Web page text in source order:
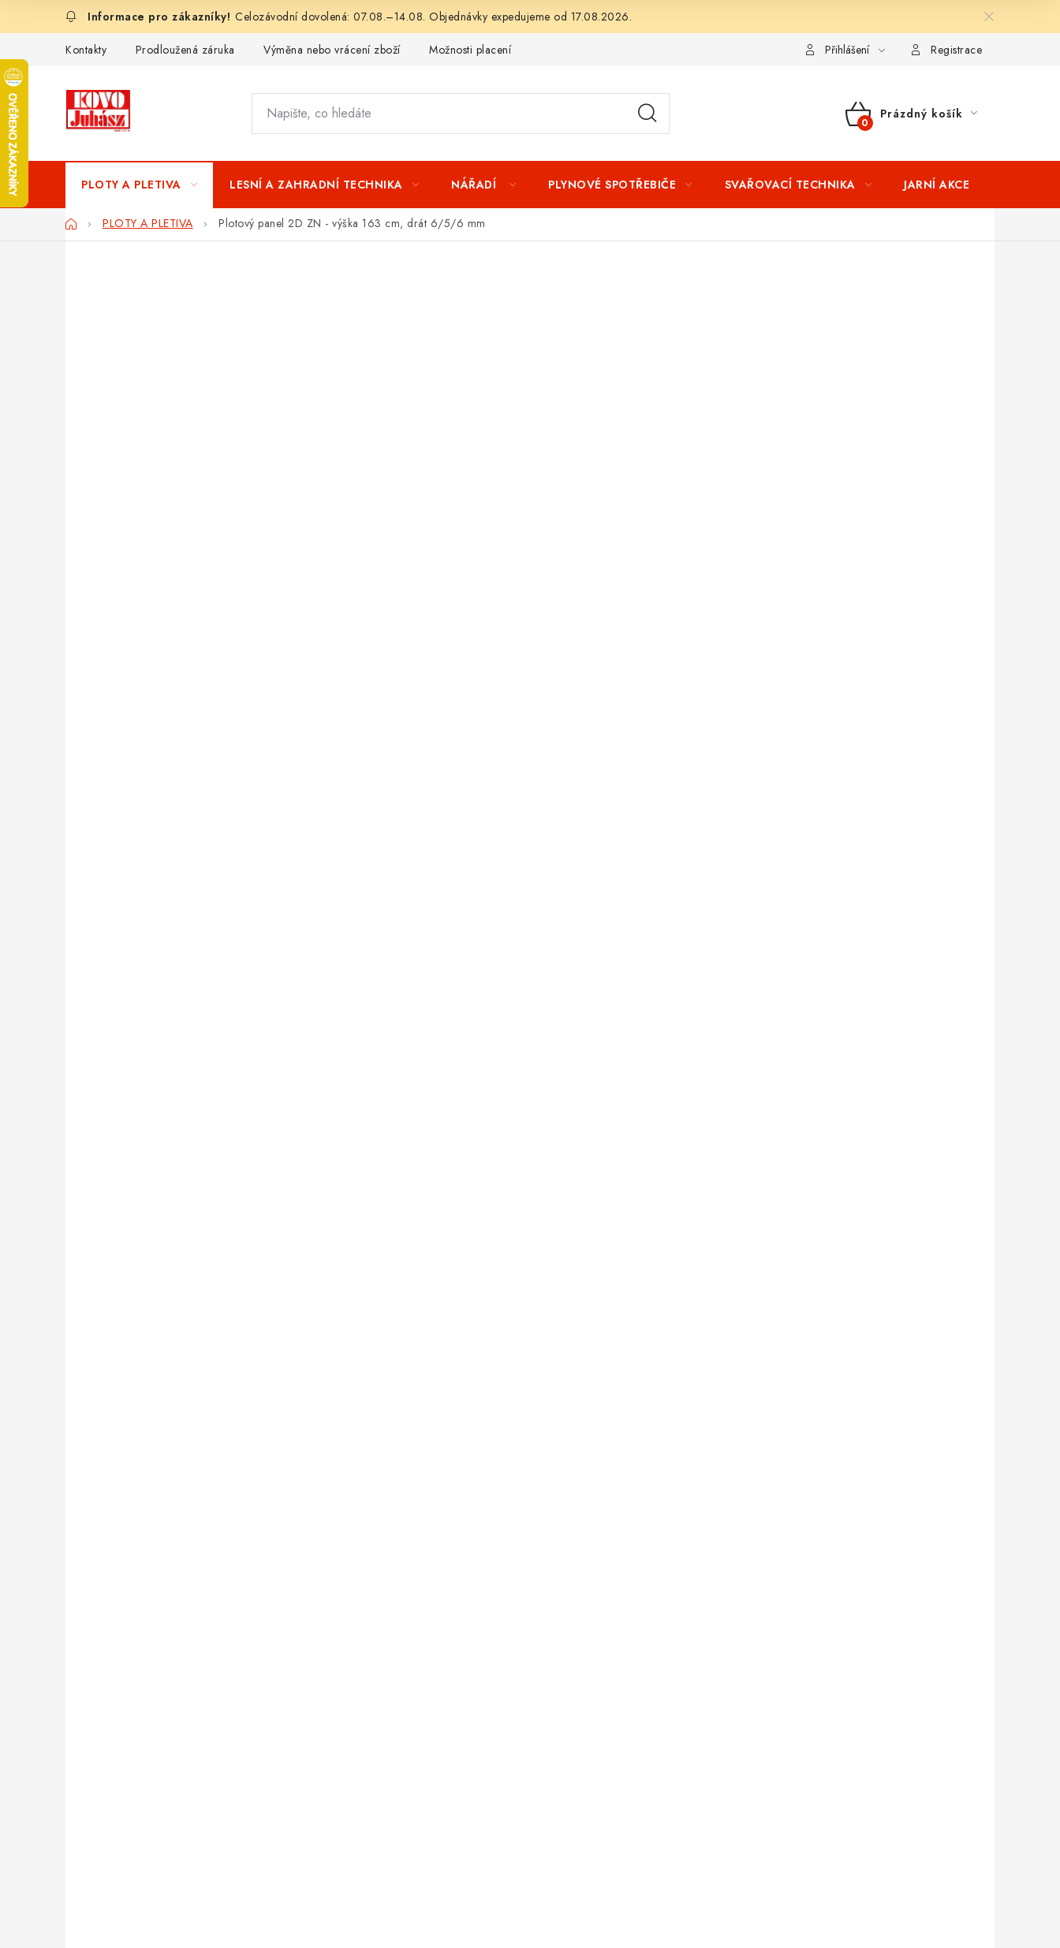
Celozávodní dovolená: 07.08.–14.08. Objednávky expedujeme od 17.08.2026.
Kontakty Prodloužená záruka Výměna nebo vrácení zboží Možnosti placení Splátkový prodej Tabulka velikostí oblečení
Přihlášení Registrace
NÁKUPNÍ
Prázdný košík
PLOTY A PLETIVA LESNÍ A ZAHRADNÍ TECHNIKA NÁŘADÍ PLYNOVÉ SPOTŘEBIČE SVAŘOVACÍ TECHNIKA JARNÍ AKCE
DomůPLOTY A PLETIVA Plotový panel 2D ZN - výška 163 cm, drát 6/5/6 mm